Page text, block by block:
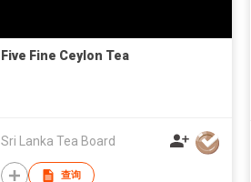
Five Fine Ceylon Tea
Sri Lanka Tea Board
查询